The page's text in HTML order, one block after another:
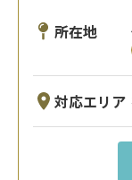
所在地
対応エリア